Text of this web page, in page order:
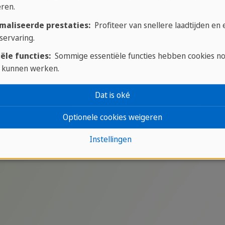
Spanje
schiereiland en heeft kusten in alle richtingen.
en moderne metropolen.
prestaties:Profiteer van snellere laadtijden en
functies:Sommige essentiële functies hebben cookies
werken.
Instellingen
Optionele cookies weigeren
Dat is oké